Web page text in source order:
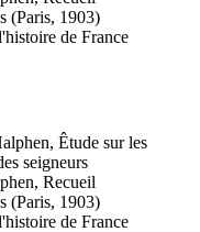
(Paris, 1903)
de France
Êtude sur les
seigneurs
Recueil
(Paris, 1903)
de France